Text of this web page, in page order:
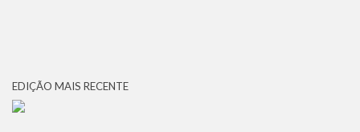
EDIÇÃO MAIS RECENTE